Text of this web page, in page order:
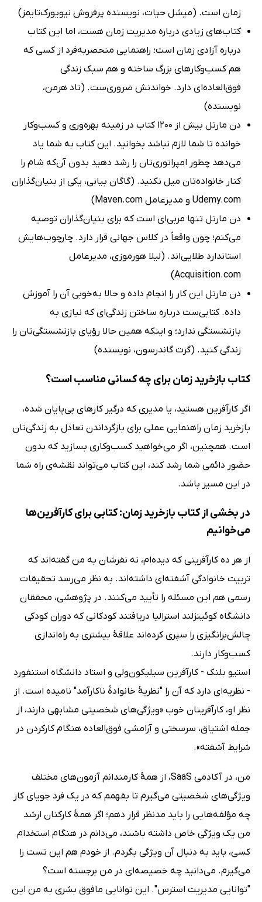
زمان است. (میشل حیات، نویسنده پرفروش نیویورک‌تایمز)
کتاب‌های زیادی درباره مدیریت زمان هست، اما این کتاب
درباره آزادی زمان است؛ راهنمایی منحصربه‌فرد از کسی که
هم کسب‌وکارهای بزرگ ساخته و هم سبک زندگی
فوق‌العاده‌ای دارد. خواندنش ضروری‌ست. (تاد هرمن،
نویسنده)
دن مارتل بیش از 1200 کتاب در زمینه بهره‌وری و کسب‌وکار
خوانده تا شما لازم نباشد بخوانید. این کتاب به شما یاد
می‌دهد چطور امپراتوری‌تان را رشد دهید بدون آن‌که شام را
کنار خانواده‌تان میل نکنید. (گاگان بیانی، یکی از بنیان‌گذاران
Udemy.com و مدیرعامل Maven.com)
دن مارتل تنها مربی‌ای‌ است که برای بنیان‌گذاران توصیه
می‌کنم؛ چون واقعاً در کلاس جهانی قرار دارد. چارچوب‌هایش
استاندارد طلایی‌اند. (لیلا هورموزی، مدیرعامل
Acquisition.com)
دن مارتل این کار را انجام داده و حالا به‌خوبی آن را آموزش
داده. کتابی‌ست درباره ساختن زندگی‌ای که نیازی به
بازنشستگی ندارد؛ و اینکه همین حالا رؤیای بازنشستگی‌تان را
زندگی کنید. (گرت گاندرسون، نویسنده)
کتاب بازخرید زمان برای چه کسانی مناسب است؟
اگر کارآفرین هستید، یا مدیری که درگیر کارهای بی‌پایان شده،
بازخرید زمان راهنمایی عملی برای بازگرداندن تعادل به زندگی‌تان
است. همچنین، اگر می‌خواهید کسب‌وکاری بسازید که بدون
حضور دائمی شما رشد کند، این کتاب می‌تواند نقشه‌ی راه شما
در این مسیر باشد.
در بخشی از کتاب بازخرید زمان: کتابی برای کارآفرین‌ها
می‌خوانیم
از هر ده کارآفرینی که دیده‌ام، نه نفرشان به من گفته‌اند که
تربیت خانوادگی آشفته‌ای داشته‌اند. به نظر می‌رسد تحقیقات
رسمی هم این مسئله را تأیید می‌کنند. در پژوهشی، محققان
دانشگاه کوئینزلند استرالیا دریافتند کودکانی که دوران کودکی
چالش‌برانگیزی را سپری کرده‌اند علاقۀ بیشتری به راه‌اندازی
کسب‌وکار دارند.
استیو بلنک - کارآفرین سیلیکون‌ولی و استاد دانشگاه استنفورد
- نظریه‌ای دارد که آن را "نظریۀ خانوادۀ ناکارآمد" نامیده است. از
نظر او، کارآفرینان خوب «ویژگی‌های شخصیتی مشابهی دارند، از
جمله اشتیاق، سرسختی و آرامشی فوق‌العاده هنگام کارکردن در
شرایط آشفته».
من، در آکادمی SaaS، از همۀ کارمندانم آزمون‌های مختلف
ویژگی‌های شخصیتی می‌گیرم تا بفهمم که در یک فرد جویای کار
چه مؤلفه‌هایی را باید مدنظر قرار دهم؛ اگر همۀ کارکنان ارشد
من یک ویژگی خاص داشته باشند، می‌دانم در هنگام استخدام
کسی، باید به دنبال آن ویژگی بگردم. از خودم هم این تست را
می‌گیرم. می‌دانید چه خصیصه‌ای در من برجسته است؟
"توانایی مدیریت استرس". این توانایی مافوق بشری به من این